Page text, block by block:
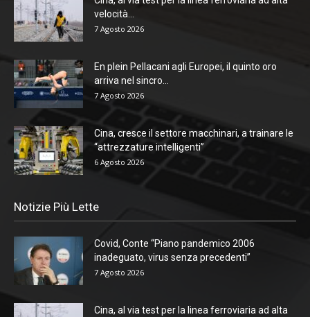
velocità...
7 Agosto 2026
En plein Pellacani agli Europei, il quinto oro
arriva nel sincro...
7 Agosto 2026
Cina, cresce il settore macchinari, a trainare le
“attrezzature intelligenti”
6 Agosto 2026
Notizie Più Lette
Covid, Conte “Piano pandemico 2006
inadeguato, virus senza precedenti”
7 Agosto 2026
Cina, al via test per la linea ferroviaria ad alta